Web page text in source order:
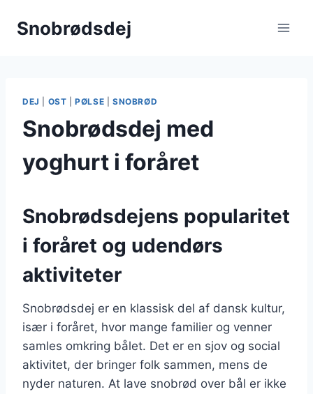
Snobrødsdej
DEJ OST |PØLSE SNOBRØD
Snobrødsdej med
yoghurt i foråret
Snobrødsdejens popularitet
i foråret og udendørs
aktiviteter
Snobrødsdej er en klassisk del af dansk kultur,
især i foråret, hvor mange familier og venner
samles omkring bålet. Det er en sjov og social
aktivitet, der bringer folk sammen, mens de
nyder naturen. At lave snobrød over bål er ikke